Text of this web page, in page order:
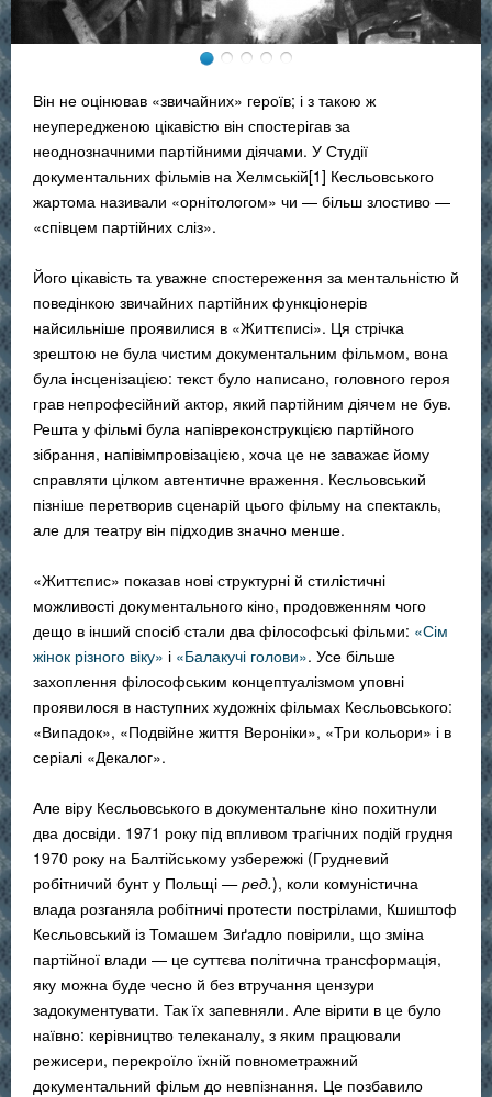
Він не оцінював «звичайних» героїв; і з такою ж
неупередженою цікавістю він спостерігав за
неоднозначними партійними діячами. У Студії
документальних фільмів на Хелмській[1] Кесльовського
жартома називали «орнітологом» чи — більш злостиво —
«співцем партійних сліз».
Його цікавість та уважне спостереження за ментальністю й
поведінкою звичайних партійних функціонерів
найсильніше проявилися в «Життєписі». Ця стрічка
зрештою не була чистим документальним фільмом, вона
була інсценізацією: текст було написано, головного героя
грав непрофесійний актор, який партійним діячем не був.
Решта у фільмі була напівреконструкцією партійного
зібрання, напівімпровізацією, хоча це не заважає йому
справляти цілком автентичне враження. Кесльовський
пізніше перетворив сценарій цього фільму на спектакль,
але для театру він підходив значно менше.
«Життєпис» показав нові структурні й стилістичні
можливості документального кіно, продовженням чого
дещо в інший спосіб стали два філософські фільми: «Сім
жінок різного віку» і «Балакучі голови». Усе більше
захоплення філософським концептуалізмом уповні
проявилося в наступних художніх фільмах Кесльовського:
«Випадок», «Подвійне життя Вероніки», «Три кольори» і в
серіалі «Декалог».
Але віру Кесльовського в документальне кіно похитнули
два досвіди. 1971 року під впливом трагічних подій грудня
1970 року на Балтійському узбережжі (Грудневий
робітничий бунт у Польщі — ред.), коли комуністична
влада розганяла робітничі протести пострілами, Кшиштоф
Кесльовський із Томашем Зиґадло повірили, що зміна
партійної влади — це суттєва політична трансформація,
яку можна буде чесно й без втручання цензури
задокументувати. Так їх запевняли. Але вірити в це було
наївно: керівництво телеканалу, з яким працювали
режисери, перекроїло їхній повнометражний
документальний фільм до невпізнання. Це позбавило